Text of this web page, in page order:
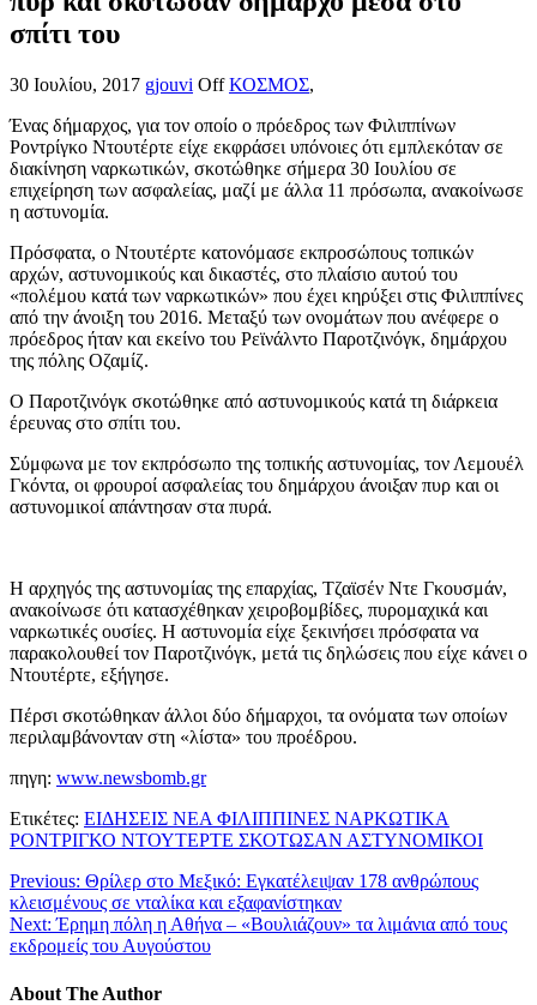
σπίτι του
30 Ιουλίου, 2017 gjouvi Off ΚΟΣΜΟΣ,
Ένας δήμαρχος, για τον οποίο ο πρόεδρος των Φιλιππίνων
Ροντρίγκο Ντουτέρτε είχε εκφράσει υπόνοιες ότι εμπλεκόταν σε
διακίνηση ναρκωτικών, σκοτώθηκε σήμερα 30 Ιουλίου σε
επιχείρηση των ασφαλείας, μαζί με άλλα 11 πρόσωπα, ανακοίνωσε
η αστυνομία.
Πρόσφατα, ο Ντουτέρτε κατονόμασε εκπροσώπους τοπικών
αρχών, αστυνομικούς και δικαστές, στο πλαίσιο αυτού του
«πολέμου κατά των ναρκωτικών» που έχει κηρύξει στις Φιλιππίνες
από την άνοιξη του 2016. Μεταξύ των ονομάτων που ανέφερε ο
πρόεδρος ήταν και εκείνο του Ρεϊνάλντο Παροτζινόγκ, δημάρχου
της πόλης Οζαμίζ.
Ο Παροτζινόγκ σκοτώθηκε από αστυνομικούς κατά τη διάρκεια
έρευνας στο σπίτι του.
Σύμφωνα με τον εκπρόσωπο της τοπικής αστυνομίας, τον Λεμουέλ
Γκόντα, οι φρουροί ασφαλείας του δημάρχου άνοιξαν πυρ και οι
αστυνομικοί απάντησαν στα πυρά.
Η αρχηγός της αστυνομίας της επαρχίας, Τζαϊσέν Ντε Γκουσμάν,
ανακοίνωσε ότι κατασχέθηκαν χειροβομβίδες, πυρομαχικά και
ναρκωτικές ουσίες. Η αστυνομία είχε ξεκινήσει πρόσφατα να
παρακολουθεί τον Παροτζινόγκ, μετά τις δηλώσεις που είχε κάνει ο
Ντουτέρτε, εξήγησε.
Πέρσι σκοτώθηκαν άλλοι δύο δήμαρχοι, τα ονόματα των οποίων
περιλαμβάνονταν στη «λίστα» του προέδρου.
πηγη: www.newsbomb.gr
Ετικέτες: ΕΙΔΗΣΕΙΣ ΝΕΑ ΦΙΛΙΠΠΙΝΕΣ ΝΑΡΚΩΤΙΚΑ
ΡΟΝΤΡΙΓΚΟ ΝΤΟΥΤΕΡΤΕ ΣΚΟΤΩΣΑΝ ΑΣΤΥΝΟΜΙΚΟΙ
Previous: Θρίλερ στο Μεξικό: Εγκατέλειψαν 178 ανθρώπους
κλεισμένους σε νταλίκα και εξαφανίστηκαν
Next: Έρημη πόλη η Αθήνα – «Βουλιάζουν» τα λιμάνια από τους
εκδρομείς του Αυγούστου
About The Author